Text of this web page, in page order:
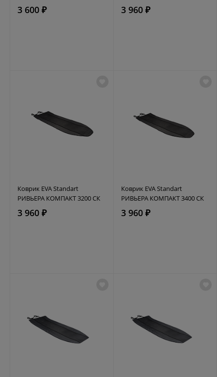
3 600 ₽ 3 960 ₽
Коврик EVA Standart
РИВЬЕРА КОМПАКТ 3200 СК
3 960 ₽
Коврик EVA Standart
РИВЬЕРА КОМПАКТ 3400 СК
3 960 ₽